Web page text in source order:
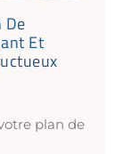
De
Et
plan de